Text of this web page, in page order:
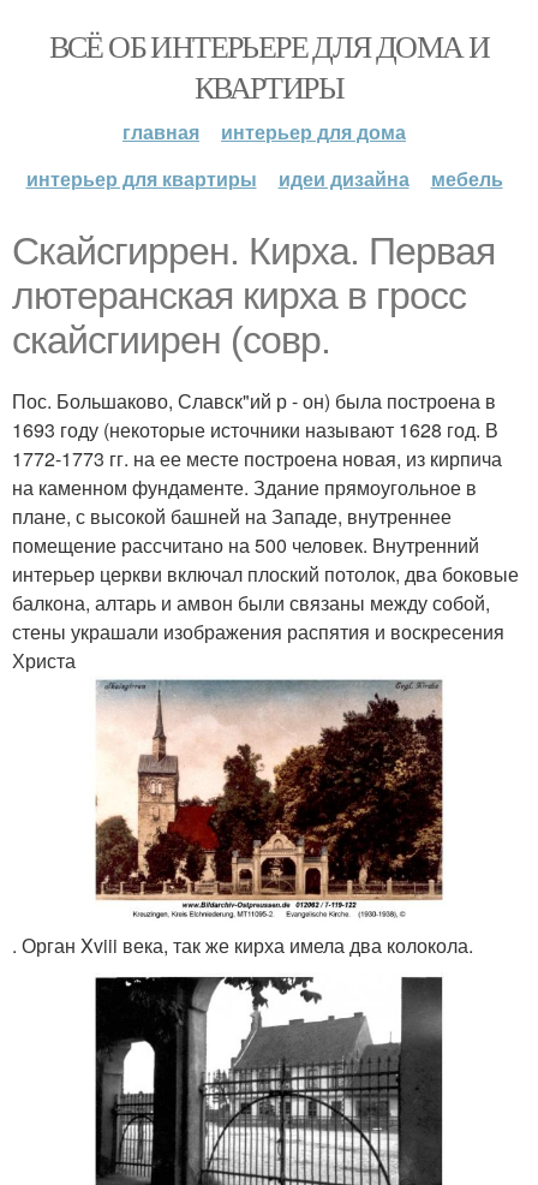
ВСЁ ОБ ИНТЕРЬЕРЕ ДЛЯ ДОМА И
КВАРТИРЫ
главная
интерьер для дома
интерьер для квартиры
идеи дизайна мебель
Скайсгиррен. Кирха. Первая
лютеранская кирха в гросс
скайсгиирен (совр.
Пос. Большаково, Славск"ий р - он) была построена в
1693 году (некоторые источники называют 1628 год. В
1772-1773 гг. на ее месте построена новая, из кирпича
на каменном фундаменте. Здание прямоугольное в
плане, с высокой башней на Западе, внутреннее
помещение рассчитано на 500 человек. Внутренний
интерьер церкви включал плоский потолок, два боковые
балкона, алтарь и амвон были связаны между собой,
стены украшали изображения распятия и воскресения
Христа
. Орган Xviii века, так же кирха имела два колокола.